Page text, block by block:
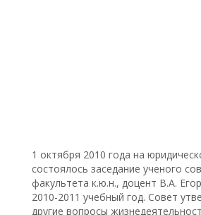
1 октября 2010 года на
состоялось заседание ученого
факультета к.ю.н., доцент В.А.
2010-2011 учебный год. Совет
другие вопросы